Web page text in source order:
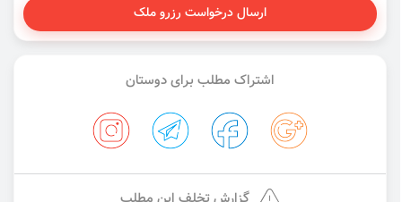
ارسال درخواست رزرو ملک
اشتراک مطلب برای دوستان